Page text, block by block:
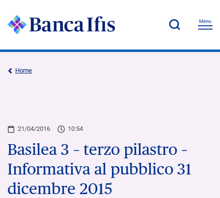
Home
21/04/2016 10:54
Basilea 3 – terzo pilastro –
Informativa al pubblico 31
dicembre 2015